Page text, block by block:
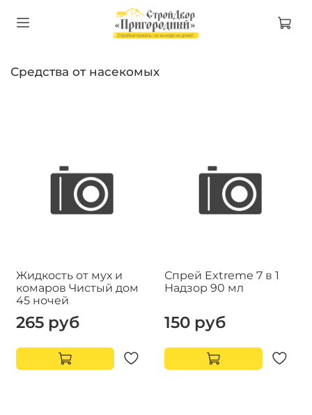
Средства от насекомых
Жидкость от мух и
комаров Чистый дом
45 ночей
265 руб
Спрей Extreme 7 в 1
Надзор 90 мл
150 руб